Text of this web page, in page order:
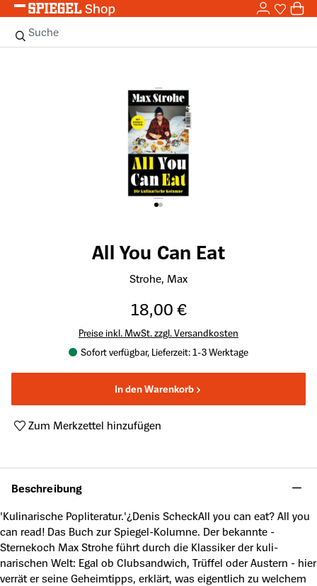
Zum Hauptinhalt springen 0
Suche
All You Can Eat
Strohe, Max
18,00 €
Preise inkl. MwSt. zzgl. Versandkosten
Sofort verfügbar, Lieferzeit: 1-3 Werktage
In den Warenkorb
Zum Merkzettel hinzufügen
Beschreibung
'Kulinarische Popliteratur.'¿Denis ScheckAll you can eat? All you
can read! Das Buch zur Spiegel-Kolumne. Der bekannte ­
Sternekoch Max Strohe führt durch die Klassiker der kuli­
narischen Welt: Egal ob Clubsandwich, Trüffel oder Austern - hier
verrät er seine Geheimtipps, erklärt, was eigentlich zu welchem